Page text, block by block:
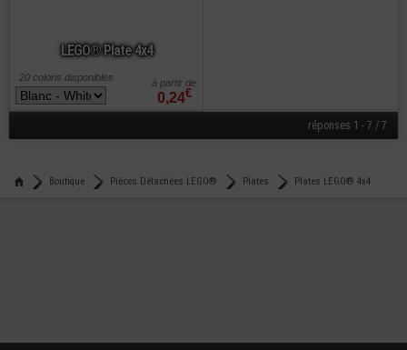
LEGO® Plate 4x4
0,24€
à partir de
20 coloris disponibles
réponses 1 - 7 / 7
Boutique Pièces Détachées LEGO® Plates Plates LEGO® 4x4